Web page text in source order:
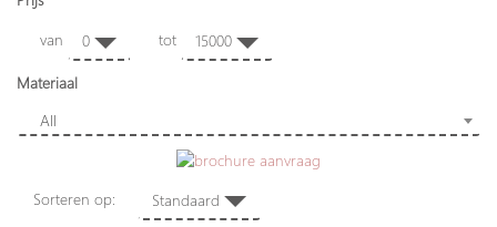
van 0 tot 15000
Materiaal
All
Sorteren op: Standaard